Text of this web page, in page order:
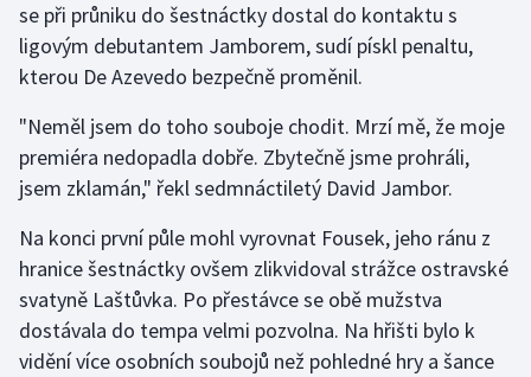
Krasobruslení
Lezení
Lyže a snowboard
Moderní pětiboj
Motorsport
Olympijské hry
Parasport
se při průniku do šestnáctky dostal do kontaktu s
ligovým debutantem Jamborem, sudí pískl penaltu,
kterou De Azevedo bezpečně proměnil.
"Neměl jsem do toho souboje chodit. Mrzí mě, že moje
premiéra nedopadla dobře. Zbytečně jsme prohráli,
jsem zklamán," řekl sedmnáctiletý David Jambor.
Na konci první půle mohl vyrovnat Fousek, jeho ránu z
hranice šestnáctky ovšem zlikvidoval strážce ostravské
svatyně Laštůvka. Po přestávce se obě mužstva
dostávala do tempa velmi pozvolna. Na hřišti bylo k
vidění více osobních soubojů než pohledné hry a šance